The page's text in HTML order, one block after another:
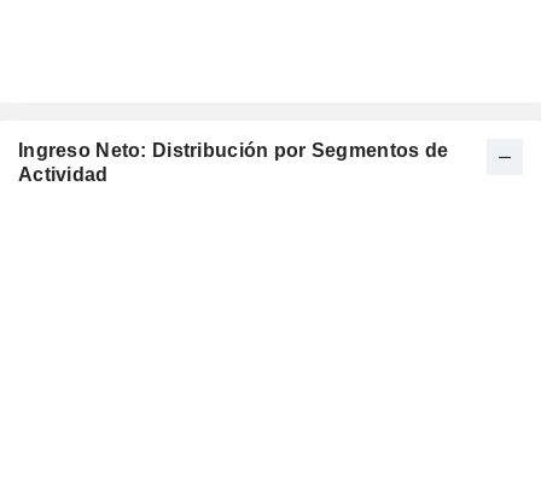
Ingreso Neto: Distribución por Segmentos de
Actividad